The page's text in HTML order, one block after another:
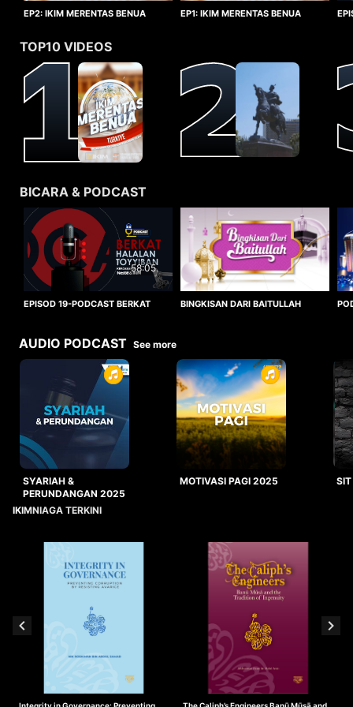
EP2: IKIM MERENTAS BENUA
EP1: IKIM MERENTAS BENUA
TOP10 VIDEOS
BICARA & PODCAST
58:05
EPISOD 19-PODCAST BERKAT
BINGKISAN DARI BAITULLAH
AUDIO PODCAST See more
SYARIAH &
PERUNDANGAN 2025
MOTIVASI PAGI 2025
IKIMNIAGA TERKINI